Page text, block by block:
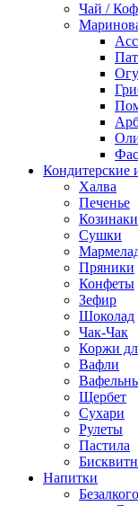
Чай /
Кондитерские
Халва
Печенье
Козинаки
Сушки
Пряники
Конфеты
Зефир
Шоколад
Чак-Чак
Коржи
Вафли
Щербет
Сухари
Рулеты
Пастила
Напитки